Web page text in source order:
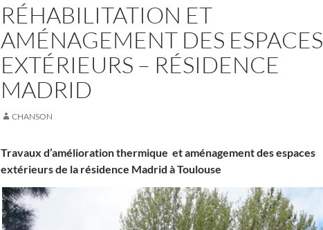
RÉHABILITATION ET
AMÉNAGEMENT DES ESPACES
EXTÉRIEURS – RÉSIDENCE
MADRID
CHANSON
Travaux d’amélioration thermique et aménagement des espaces
extérieurs de la résidence Madrid à Toulouse